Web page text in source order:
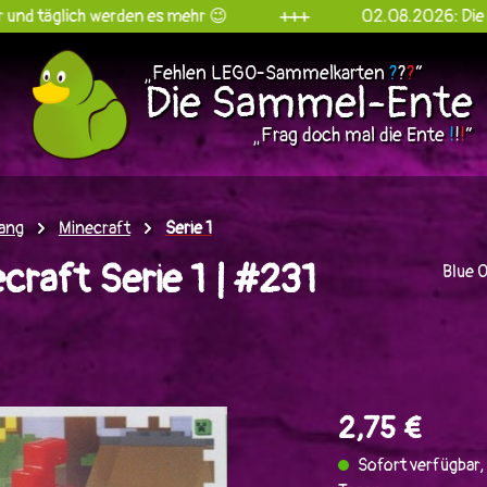
es mehr 😉 +++ 02.08.2026: Die Sammel-
„Fehlen LEGO-Sammelkarten ???“
Die Sammel-Ente
„Frag doch mal die Ente!!!“
Minecraft Serie 1
Serie 1 | #231
Blue
2,75 €
Sofort